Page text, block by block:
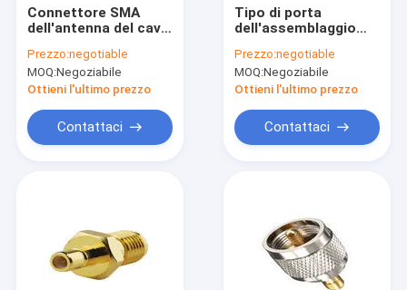
Connettore SMA
dell'antenna del cavo
di RP SMA
all'adattatore
femminile
Prezzo:negotiable
MOQ:Negoziabile
Ottieni l'ultimo prezzo
Contattaci
Tipo di porta
dell'assemblaggio
maschio del
connettore di SMB
alla femmina
Prezzo:negotiable
MOQ:Negoziabile
Ottieni l'ultimo prezzo
Contattaci